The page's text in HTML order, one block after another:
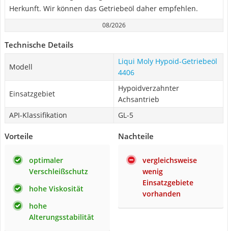
Herkunft. Wir können das Getriebeöl daher empfehlen.
08/2026
Technische Details
Modell
Liqui Moly Hypoid-Getriebeöl
4406
Einsatzgebiet
Hypoidverzahnter
Achsantrieb
API-Klassifikation
GL-5
Vorteile
optimaler
Verschleißschutz
hohe Viskosität
hohe
Alterungsstabilität
Nachteile
vergleichsweise
wenig
Einsatzgebiete
vorhanden